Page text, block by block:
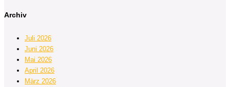
Archiv
Juli 2026
Juni 2026
Mai 2026
April 2026
März 2026